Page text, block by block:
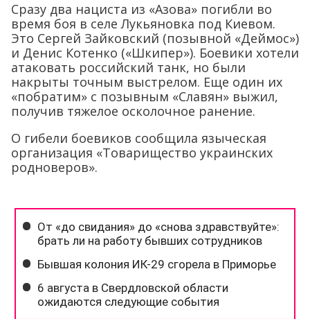
Сразу два нациста из «Азова» погибли во
время боя в селе Лукьяновка под Киевом.
Это Сергей Зайковский (позывной «Деймос»)
и Денис Котенко («Шкипер»). Боевики хотели
атаковать российский танк, но были
накрыты точным выстрелом. Еще один их
«побратим» с позывным «Славян» выжил,
получив тяжелое осколочное ранение.
О гибели боевиков сообщила языческая
организация «Товарищество украинских
родноверов».